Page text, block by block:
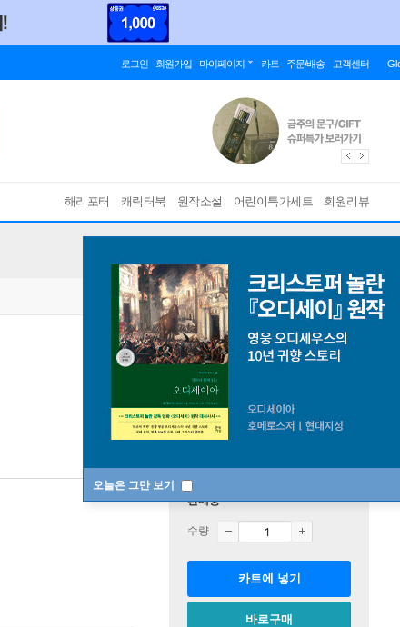
로그인 회원가입 마이페이지 카트 주문/배송 고객센터
해리포터 캐릭터북 원작소설 어린이특가세트 회원리뷰
오늘은 그만 보기
판매중
수량
카트에 넣기
바로구매